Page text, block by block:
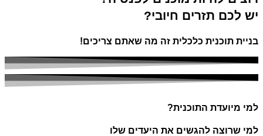
יש לכם תזרים חיובי?
בניית תוכנית כלכלית זה מה שאתם צריכים!​
למי מיועדת התוכנית?
למי שרוצה להגשים את היעדים שלו